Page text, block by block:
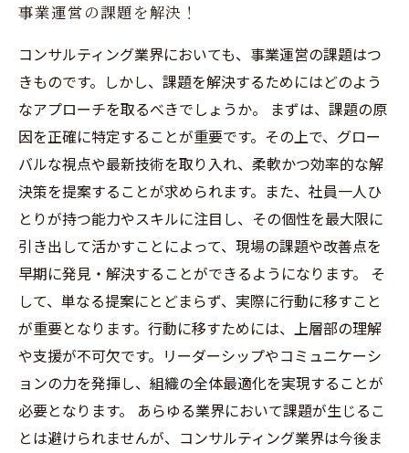
事業運営の課題を解決！
コンサルティング業界においても、事業運営の課題はつ
きものです。しかし、課題を解決するためにはどのよう
なアプローチを取るべきでしょうか。 まずは、課題の原
因を正確に特定することが重要です。その上で、グロー
バルな視点や最新技術を取り入れ、柔軟かつ効率的な解
決策を提案することが求められます。また、社員一人ひ
とりが持つ能力やスキルに注目し、その個性を最大限に
引き出して活かすことによって、現場の課題や改善点を
早期に発見・解決することができるようになります。 そ
して、単なる提案にとどまらず、実際に行動に移すこと
が重要となります。行動に移すためには、上層部の理解
や支援が不可欠です。リーダーシップやコミュニケーシ
ョンの力を発揮し、組織の全体最適化を実現することが
必要となります。 あらゆる業界において課題が生じるこ
とは避けられませんが、コンサルティング業界は今後ま